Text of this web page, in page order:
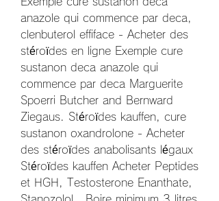
anazole qui commence par deca,
clenbuterol effiface - Acheter des
stéroïdes en ligne Exemple cure
sustanon deca anazole qui
commence par deca Marguerite
Spoerri Butcher and Bernward
Ziegaus. Stéroïdes kauffen, cure
sustanon oxandrolone - Acheter
des stéroïdes anabolisants légaux
Stéroïdes kauffen Acheter Peptides
et HGH, Testosterone Enanthate,